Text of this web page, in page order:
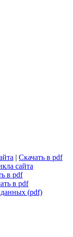
| Скачать в pdf
сайта
в pdf
в pdf
(pdf)